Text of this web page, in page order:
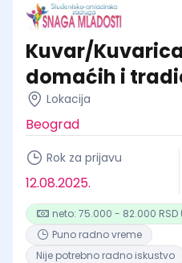
Kuvar/
domaćih i
Lokacija
Beograd
Rok za prijavu
12.08.2025.
neto: 75.000 - 82.000
Puno radno vreme
Nije potrebno radno iskustvo